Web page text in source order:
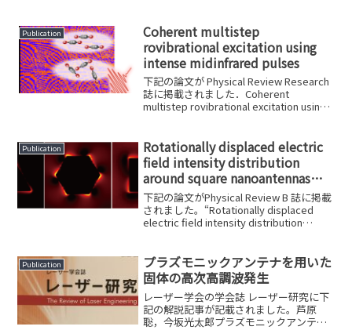
Publication
Coherent multistep
rovibrational excitation using
intense midinfrared pulses
下記の論文が Physical Review Research
誌に掲載されました．Coherent
multistep rovibrational excitation using
Publication
Rotationally displaced electric
field intensity distribution
around square nanoantennas
induced by circularly polarized
light
下記の論文がPhysical Review B 誌に掲載
されました。“Rotationally displaced
electric field intensity distribution
Publication
プラズモニックアンテナを用いた
固体の高次高調波発生
レーザー学会の学会誌 レーザー研究に下
記の解説記事が記載されました。芦原
聡，今坂光太郎プラズモニックアンテナ